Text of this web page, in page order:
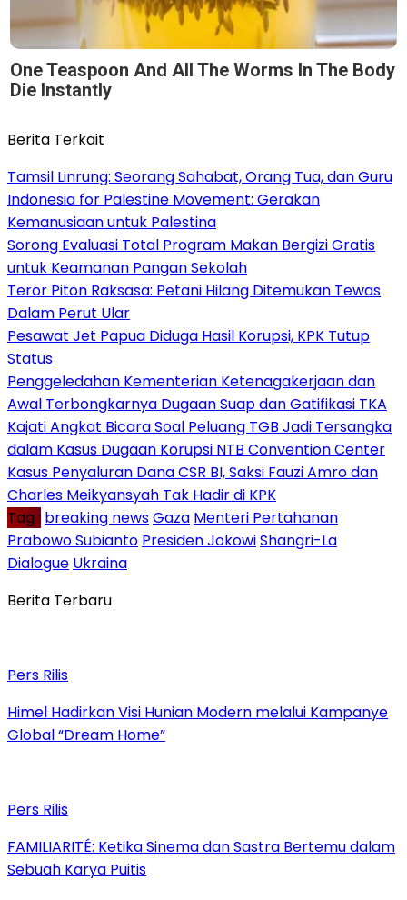
One Teaspoon And All The Worms In The Body
Die Instantly
Berita Terkait
Tamsil Linrung: Seorang Sahabat, Orang Tua, dan Guru
Indonesia for Palestine Movement: Gerakan
Kemanusiaan untuk Palestina
Sorong Evaluasi Total Program Makan Bergizi Gratis
untuk Keamanan Pangan Sekolah
Teror Piton Raksasa: Petani Hilang Ditemukan Tewas
Dalam Perut Ular
Pesawat Jet Papua Diduga Hasil Korupsi, KPK Tutup
Status
Penggeledahan Kementerian Ketenagakerjaan dan
Awal Terbongkarnya Dugaan Suap dan Gatifikasi TKA
Kajati Angkat Bicara Soal Peluang TGB Jadi Tersangka
dalam Kasus Dugaan Korupsi NTB Convention Center
Kasus Penyaluran Dana CSR BI, Saksi Fauzi Amro dan
Charles Meikyansyah Tak Hadir di KPK
Tag : breaking newsGaza Menteri Pertahanan
Prabowo Subianto Presiden JokowiShangri-La
Dialogue Ukraina
Berita Terbaru
Pers Rilis
Himel Hadirkan Visi Hunian Modern melalui Kampanye
Global “Dream Home”
Pers Rilis
FAMILIARITÉ: Ketika Sinema dan Sastra Bertemu dalam
Sebuah Karya Puitis